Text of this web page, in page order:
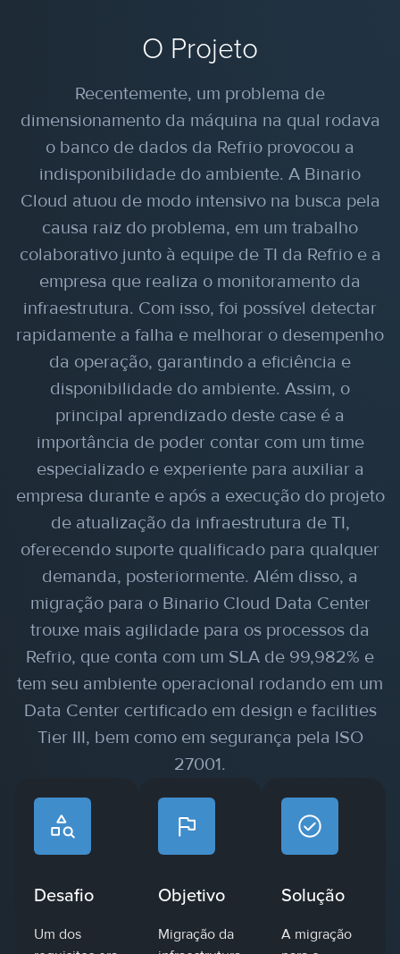
O Projeto
Recentemente, um problema de
dimensionamento da máquina na qual rodava
o banco de dados da Refrio provocou a
indisponibilidade do ambiente. A Binario
Cloud atuou de modo intensivo na busca pela
causa raiz do problema, em um trabalho
colaborativo junto à equipe de TI da Refrio e a
empresa que realiza o monitoramento da
infraestrutura. Com isso, foi possível detectar
rapidamente a falha e melhorar o desempenho
da operação, garantindo a eficiência e
disponibilidade do ambiente. Assim, o
principal aprendizado deste case é a
importância de poder contar com um time
especializado e experiente para auxiliar a
empresa durante e após a execução do projeto
de atualização da infraestrutura de TI,
oferecendo suporte qualificado para qualquer
demanda, posteriormente. Além disso, a
migração para o Binario Cloud Data Center
trouxe mais agilidade para os processos da
Refrio, que conta com um SLA de 99,982% e
tem seu ambiente operacional rodando em um
Data Center certificado em design e facilities
Tier III, bem como em segurança pela ISO
27001.
Desafio
Um dos
Objetivo
Migração da
Solução
A migração